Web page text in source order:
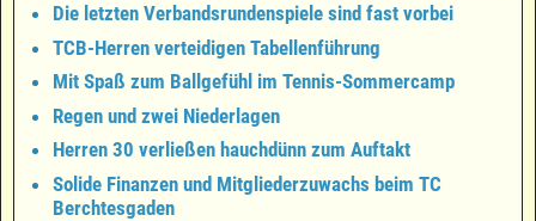
Die letzten Verbandsrundenspiele sind fast vorbei
TCB-Herren verteidigen Tabellenführung
Mit Spaß zum Ballgefühl im Tennis-Sommercamp
Regen und zwei Niederlagen
Herren 30 verließen hauchdünn zum Auftakt
Solide Finanzen und Mitgliederzuwachs beim TC
Berchtesgaden